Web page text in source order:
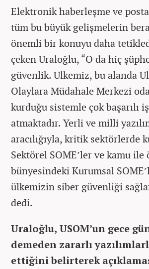
Elektronik haberleşme ve
tüm bu büyük gelişmelerin
önemli bir konuyu daha
çeken Uraloğlu, “O da hiç
güvenlik. Ülkemiz, bu alanda
Olaylara Müdahale Merkezi
kurduğu sistemle çok başarılı
atmaktadır. Yerli ve milli
aracılığıyla, kritik sektörlerde
Sektörel SOME’ler ve kamu
bünyesindeki Kurumsal
ülkemizin siber güvenliği
dedi.
Uraloğlu, USOM’un gece
demeden zararlı
ettiğini belirterek